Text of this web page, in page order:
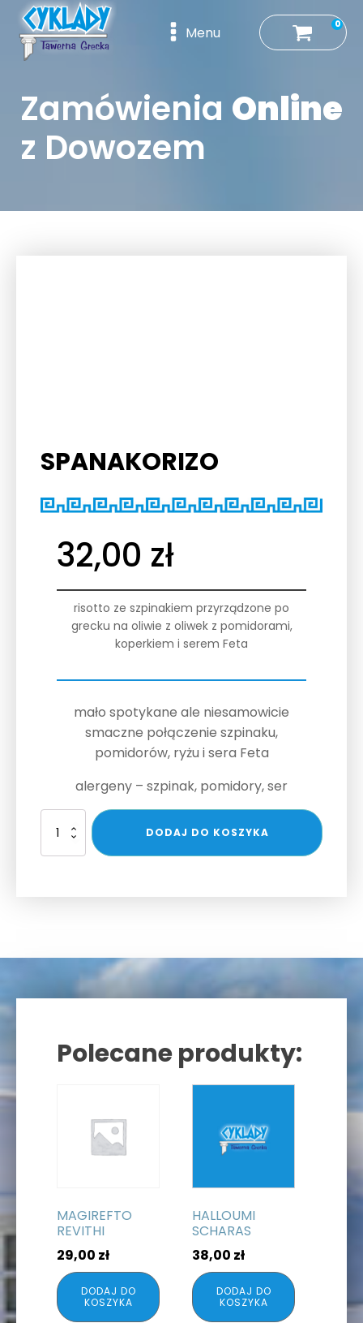
Menu 0
Zamówienia Online
z Dowozem
SPANAKORIZO
32,00 zł
risotto ze szpinakiem przyrządzone po
grecku na oliwie z oliwek z pomidorami,
koperkiem i serem Feta
mało spotykane ale niesamowicie
smaczne połączenie szpinaku,
pomidorów, ryżu i sera Feta
alergeny – szpinak, pomidory, ser
SPANAKORIZO
DODAJ DO KOSZYKA
Polecane produkty:
MAGIREFTO
REVITHI
29,00 zł
DODAJ DO
KOSZYKA
HALLOUMI
SCHARAS
38,00 zł
DODAJ DO
KOSZYKA